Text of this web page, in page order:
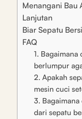
Menangani Bau
Lanjutan
Biar Sepatu
FAQ
1. Bagaimana
berlumpur
2. Apakah
mesin cuci
3.
dari sepatu